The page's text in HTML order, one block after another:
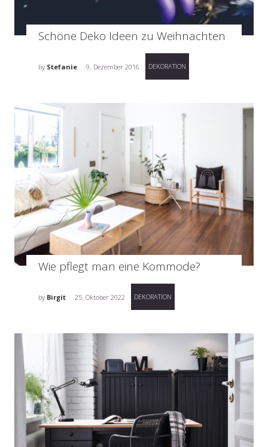
Schöne Deko Ideen zu Weihnachten
by Stefanie 9. Dezember 2016 DEKORATION
Wie pflegt man eine Kommode?
by Birgit 25. Oktober 2022 DEKORATION